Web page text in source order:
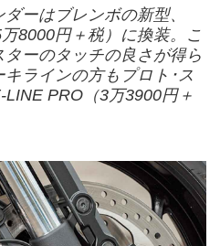
ーはブレンボの新型、
8000円＋税）に換装。こ
ーのタッチの良さが得ら
ラインの方もプロト･ス
PRO（3万3900円＋